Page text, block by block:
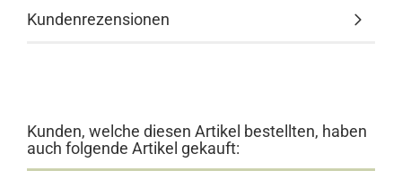
Kundenrezensionen
Kunden, welche diesen Artikel bestellten, haben
auch folgende Artikel gekauft: